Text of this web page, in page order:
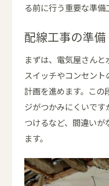
る前に行う重要な準備
配線工事の準備
まずは、電気屋さんと
スイッチやコンセン
計画を進めます。この
ジがつかみにくいで
つけるなど、間違い
ます。